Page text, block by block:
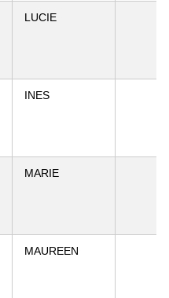
LUCIE
INES
MARIE
MAUREEN